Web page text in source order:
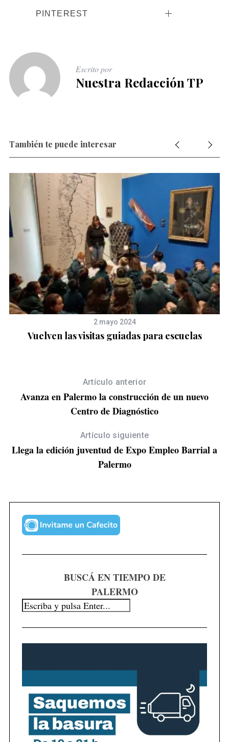
PINTEREST
Escrito por
Nuestra Redacción TP
También te puede interesar
2 mayo 2024
Vuelven las visitas guiadas para escuelas
Artículo anterior
Avanza en Palermo la construcción de un nuevo
Centro de Diagnóstico
Artículo siguiente
Llega la edición juventud de Expo Empleo Barrial a
Palermo
BUSCÁ EN TIEMPO DE
PALERMO
c
h
o